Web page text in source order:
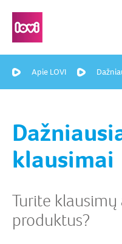
Apie LOVI
klausimai
Turite klausimų
produktus?